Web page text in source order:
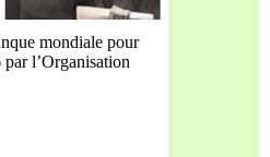
mondiale pour
l’Organisation